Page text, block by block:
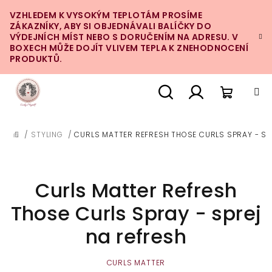
na
obsah
VZHLEDEM K VYSOKÝM TEPLOTÁM PROSÍME
ZÁKAZNÍKY, ABY SI OBJEDNÁVALI BALÍČKY DO
VÝDEJNÍCH MÍST NEBO S DORUČENÍM NA ADRESU. V
BOXECH MŮŽE DOJÍT VLIVEM TEPLA K ZNEHODNOCENÍ
PRODUKTŮ.
DOMŮ
/ STYLING / CURLS MATTER REFRESH THOSE CURLS SPRAY -
Curls Matter Refresh
Those Curls Spray - sprej
na refresh
CURLS MATTER